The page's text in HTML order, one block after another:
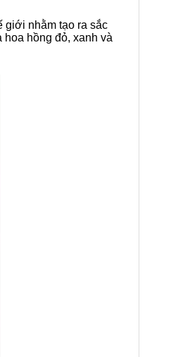
giới nhằm tạo ra sắc
hồng đỏ, xanh và